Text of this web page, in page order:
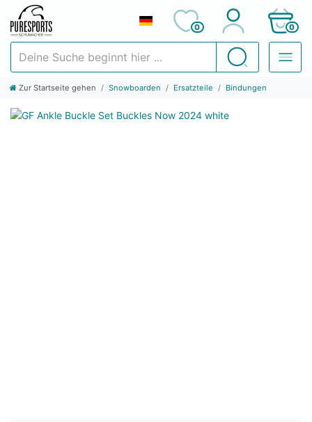
Suchen
0 0
Zur Startseite gehen Snowboarden Ersatzteile Bindungen